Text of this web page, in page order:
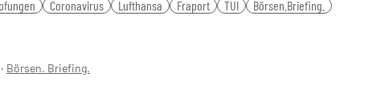
Coronavirus Lufthansa Fraport TUI Börsen.Briefing.
‧ Börsen. Briefing.